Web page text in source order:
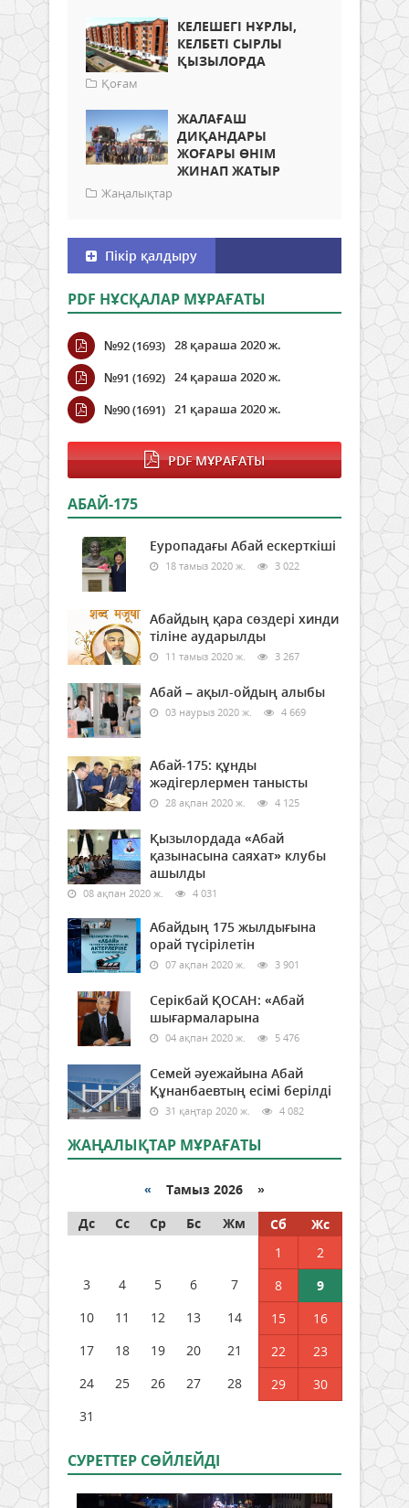
КЕЛЕШЕГІ НҰРЛЫ,
КЕЛБЕТІ СЫРЛЫ
ҚЫЗЫЛОРДА
Қоғам
ЖАЛАҒАШ
ДИҚАНДАРЫ
ЖОҒАРЫ ӨНІМ
ЖИНАП ЖАТЫР
Жаңалықтар
Пікір қалдыру
PDF НҰСҚАЛАР МҰРАҒАТЫ
№92 (1693) 28 қараша 2020 ж.
№91 (1692) 24 қараша 2020 ж.
№90 (1691) 21 қараша 2020 ж.
PDF МҰРАҒАТЫ
АБАЙ-175
Еуропадағы Абай ескерткіші
18 тамыз 2020 ж. 3 022
Абайдың қара сөздері хинди
тіліне аударылды
11 тамыз 2020 ж. 3 267
Абай – ақыл-ойдың алыбы
03 наурыз 2020 ж. 4 669
Абай-175: құнды
жәдігерлермен танысты
28 ақпан 2020 ж. 4 125
Қызылордада «Абай
қазынасына саяхат» клубы
ашылды
08 ақпан 2020 ж. 4 031
Абайдың 175 жылдығына
орай түсірілетін
07 ақпан 2020 ж. 3 901
Серікбай ҚОСАН: «Абай
шығармаларына
04 ақпан 2020 ж. 5 476
Семей әуежайына Абай
Құнанбаевтың есімі берілді
31 қаңтар 2020 ж. 4 082
ЖАҢАЛЫҚТАР МҰРАҒАТЫ
« Тамыз 2026 »
Дс
Сс Ср Бс Жм Сб
Жс
1
2
3
4 5 6 7 8
9
10
11 12 13 14 15
16
17
18 19 20 21 22
23
24
25 26 27 28 29
30
31
СУРЕТТЕР СӨЙЛЕЙДI